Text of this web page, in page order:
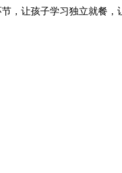
，让孩子学习独立就餐